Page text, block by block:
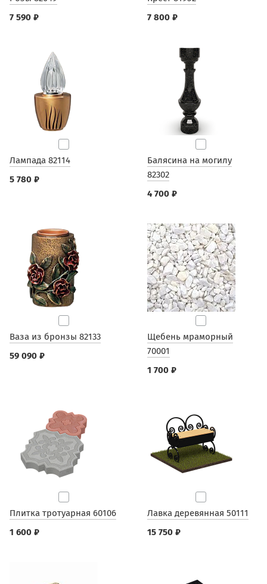
7 590 ₽
7 800 ₽
Лампада 82114
5 780 ₽
Балясина на могилу
82302
4 700 ₽
Ваза из бронзы 82133
59 090 ₽
Щебень мраморный
70001
1 700 ₽
Плитка тротуарная 60106
1 600 ₽
Лавка деревянная 50111
15 750 ₽